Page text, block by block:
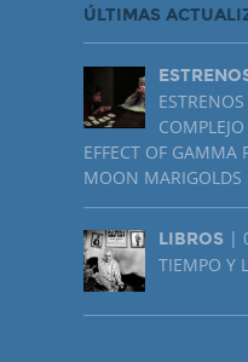
ÚLTIMAS
EFFECT OF
MOON MARIGOLDS
LIBROS |
TIEMPO Y